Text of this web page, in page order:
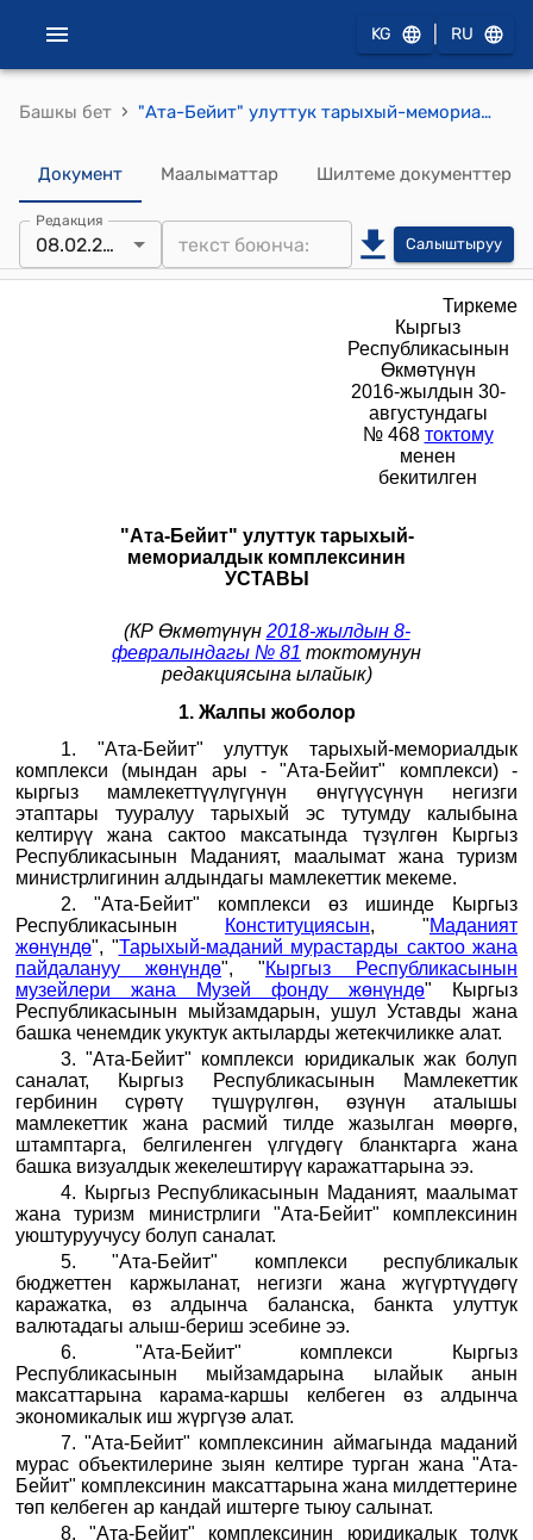
KG RU
Башкы бет › "Ата-Бейит" улуттук тарыхый-мемориалдык комплексинин УСТАВЫ
Документ Маалыматтар Шилтеме документтер
Редакция
08.02.2018 Салыштыруу